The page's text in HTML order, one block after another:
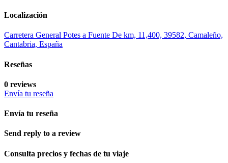
Localización
Carretera General Potes a Fuente De km, 11,400, 39582, Camaleño,
Cantabria, España
Reseñas
0 reviews
Envía tu reseña
Envía tu reseña
Send reply to a review
Consulta precios y fechas de tu viaje